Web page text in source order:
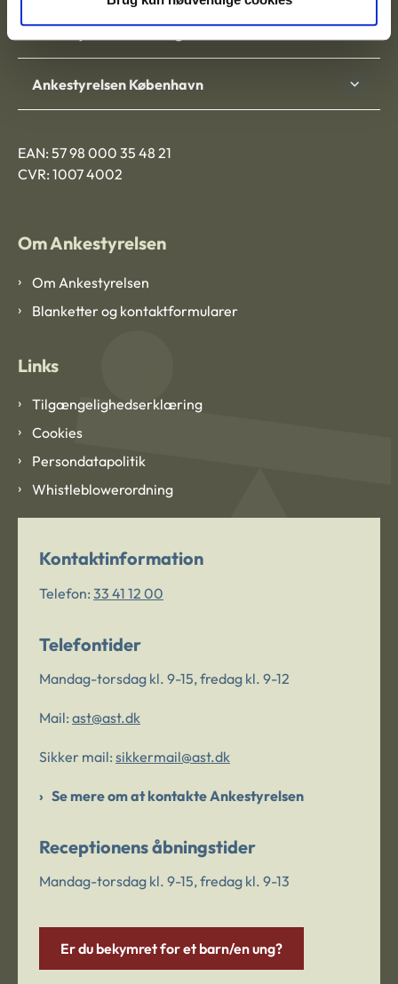
Ankestyrelsen Aalborg
Ankestyrelsen København
EAN: 57 98 000 35 48 21
CVR: 1007 4002
Om Ankestyrelsen
Om Ankestyrelsen
Blanketter og kontaktformularer
Links
Tilgængelighedserklæring
Cookies
Persondatapolitik
Whistleblowerordning
Kontaktinformation
Telefon: 33 41 12 00
Telefontider
Mandag-torsdag kl. 9-15, fredag kl. 9-12
Mail: ast@ast.dk
Sikker mail: sikkermail@ast.dk
Se mere om at kontakte Ankestyrelsen
Receptionens åbningstider
Mandag-torsdag kl. 9-15, fredag kl. 9-13
Er du bekymret for et barn/en ung?